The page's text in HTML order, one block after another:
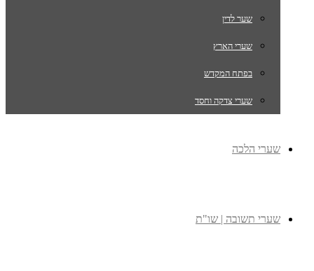
שער לדין
שערי הארץ
בפתח המקדש
שערי צדקה וחסד
שערי הלכה
שערי תשובה | שו"ת